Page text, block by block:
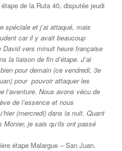
de la Ruta 40, disputée jeudi
spéciale et j’ai attaqué, mais
car il y avait beaucoup
David vers minuit heure française
la liaison de fin d’étape. J’ai
pour demain (ce vendredi, 3e
pour pouvoir attaquer les
l’aventure. Nous avons vécu de
de l’essence et nous
(mercredi) dans la nuit. Quant
je sais qu’ils ont passé
étape Malargue – San Juan.